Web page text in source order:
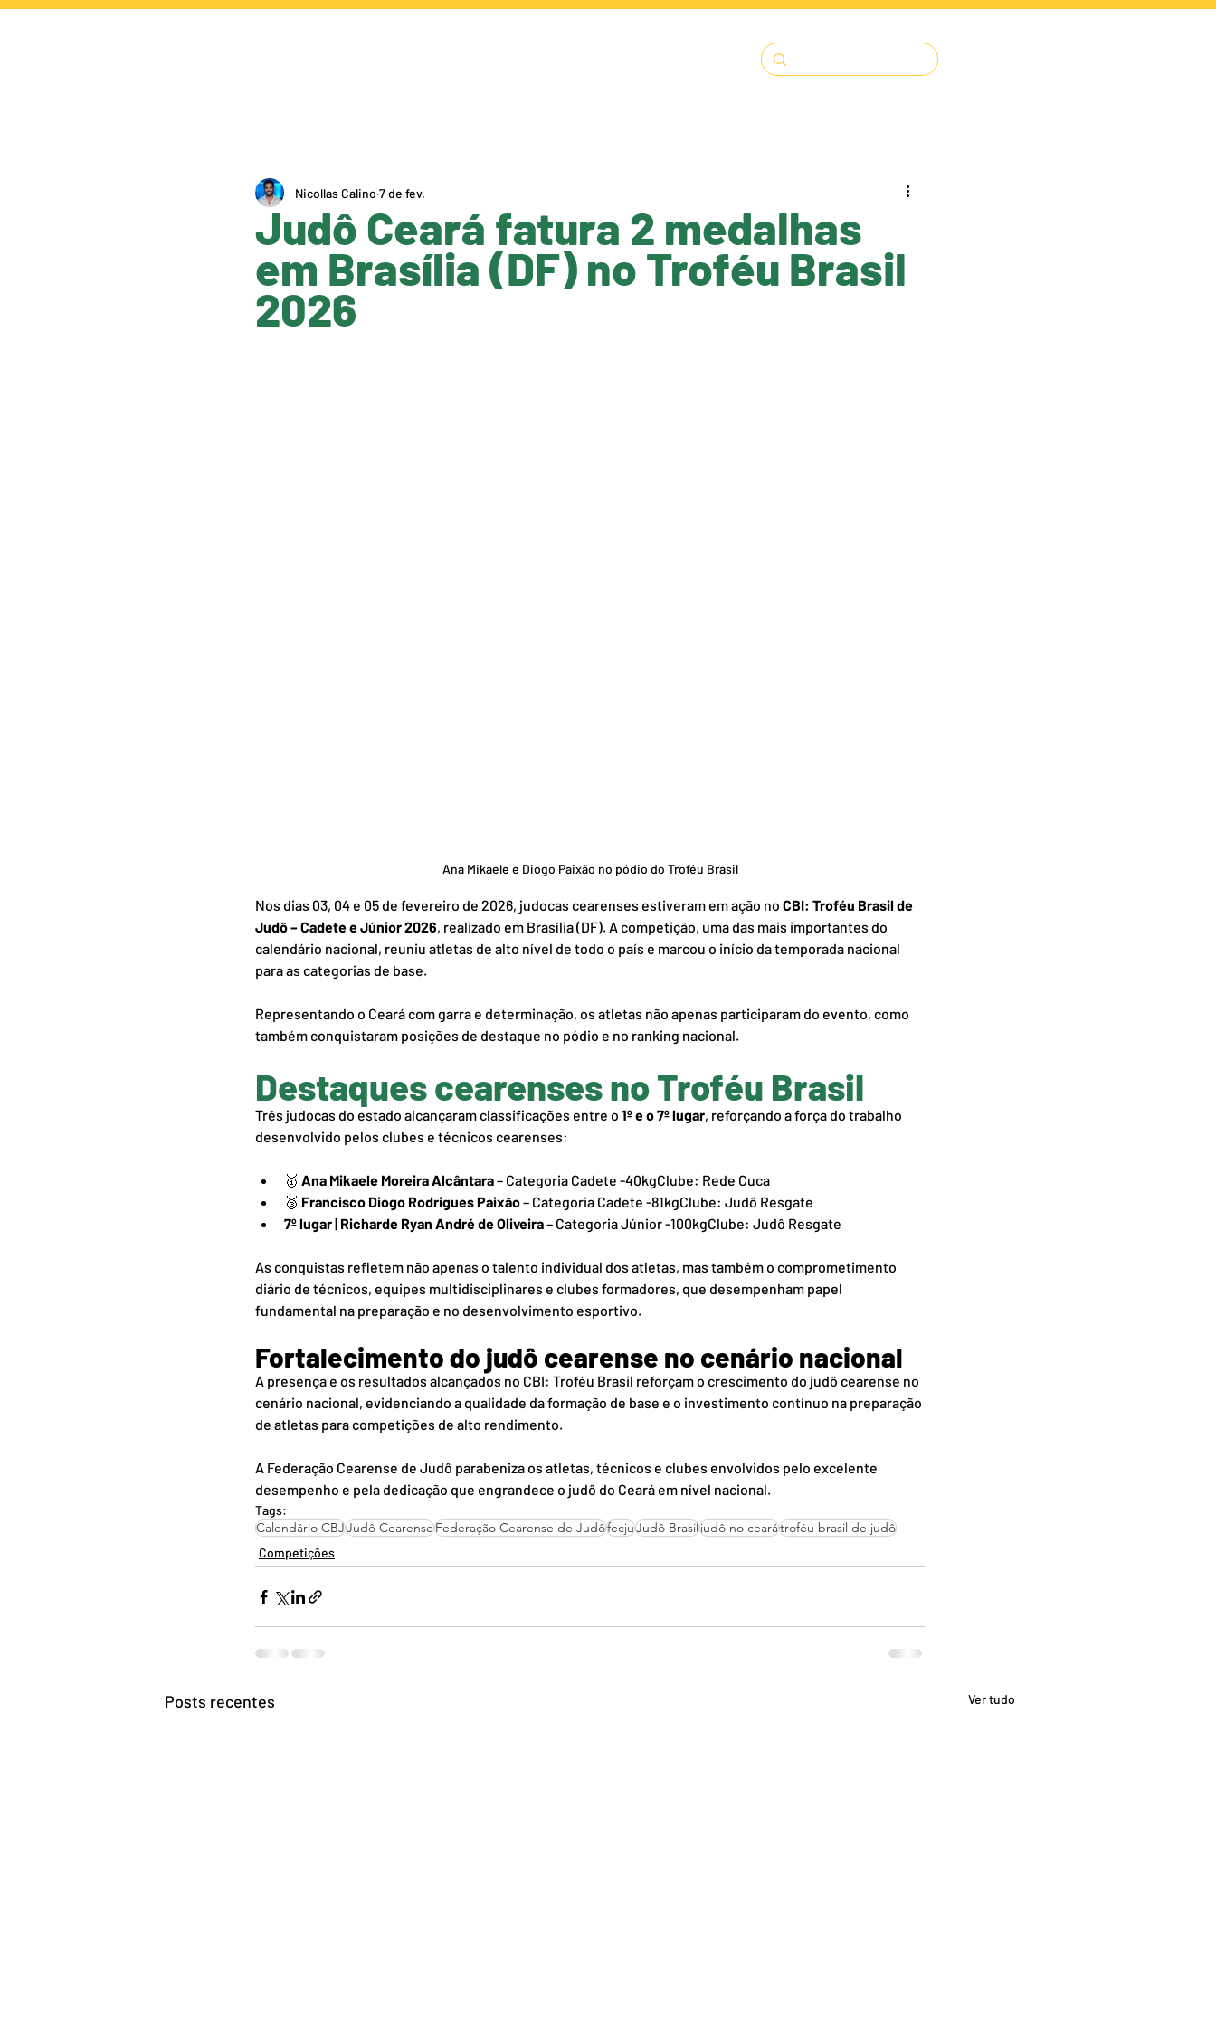
Judô Ceará fatura 2 medalhas
em Brasília (DF) no Troféu Brasil
2026
Nicollas Calino 7 de fev.
Ana Mikaele e Diogo Paixão no pódio do Troféu Brasil
Nos dias 03, 04 e 05 de fevereiro de 2026, judocas cearenses estiveram em ação no CBI: Troféu Brasil de
Judô – Cadete e Júnior 2026, realizado em Brasília (DF). A competição, uma das mais importantes do
calendário nacional, reuniu atletas de alto nível de todo o país e marcou o início da temporada nacional
para as categorias de base.
Representando o Ceará com garra e determinação, os atletas não apenas participaram do evento, como
também conquistaram posições de destaque no pódio e no ranking nacional.
Destaques cearenses no Troféu Brasil
Três judocas do estado alcançaram classificações entre o 1º e o 7º lugar, reforçando a força do trabalho
desenvolvido pelos clubes e técnicos cearenses:
🥇 Ana Mikaele Moreira Alcântara – Categoria Cadete -40kgClube: Rede Cuca
🥉 Francisco Diogo Rodrigues Paixão – Categoria Cadete -81kgClube: Judô Resgate
7º lugar | Richarde Ryan André de Oliveira – Categoria Júnior -100kgClube: Judô Resgate
As conquistas refletem não apenas o talento individual dos atletas, mas também o comprometimento
diário de técnicos, equipes multidisciplinares e clubes formadores, que desempenham papel
fundamental na preparação e no desenvolvimento esportivo.
Fortalecimento do judô cearense no cenário nacional
A presença e os resultados alcançados no CBI: Troféu Brasil reforçam o crescimento do judô cearense no
cenário nacional, evidenciando a qualidade da formação de base e o investimento contínuo na preparação
de atletas para competições de alto rendimento.
A Federação Cearense de Judô parabeniza os atletas, técnicos e clubes envolvidos pelo excelente
desempenho e pela dedicação que engrandece o judô do Ceará em nível nacional.
Tags:
Calendário CBJJudô CearenseFederação Cearense de JudôfecjuJudô Brasiljudô no cearátroféu brasil de judô
Competições
Posts recentes Ver tudo